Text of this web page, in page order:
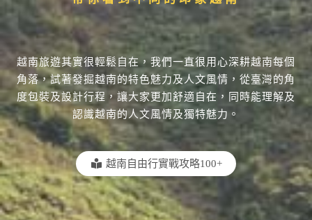
越南旅遊其實很輕鬆自在，我們一直很用心深耕越南每個
角落，試著發掘越南的特色魅力及人文風情，從臺灣的角
度包裝及設計行程，讓大家更加舒適自在，同時能理解及
認識越南的人文風情及獨特魅力。
越南自由行實戰攻略100+